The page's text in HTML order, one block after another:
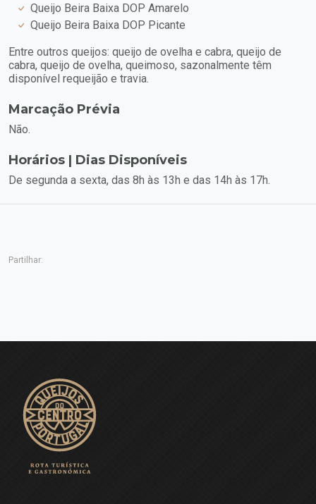
Queijo Beira Baixa DOP Amarelo
Queijo Beira Baixa DOP Picante
Entre outros queijos: queijo de ovelha e cabra, queijo de
cabra, queijo de ovelha, queimoso, sazonalmente têm
disponível requeijão e travia.
Marcação Prévia
Não.
Horários | Dias Disponíveis
De segunda a sexta, das 8h às 13h e das 14h às 17h.
Partilhar: